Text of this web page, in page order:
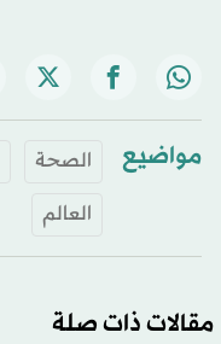
مواضيع الصحة
العالم
مقالات ذات صلة